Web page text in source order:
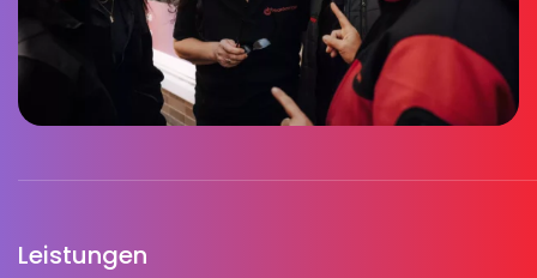
Leistungen